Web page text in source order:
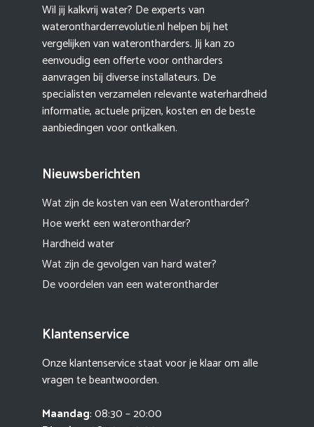
Wil jij kalkvrij water? De experts van
waterontharderrevolutie.nl helpen bij het
vergelijken van waterontharders. Jij kan zo
eenvoudig een offerte voor ontharders
aanvragen bij diverse installateurs. De
specialisten verzamelen relevante waterhardheid
informatie, actuele prijzen, kosten en de beste
aanbiedingen voor ontkalken.
Nieuwsberichten
Wat zijn de kosten van een Waterontharder?
Hoe werkt een waterontharder?
Hardheid water
Wat zijn de gevolgen van hard water?
De voordelen van een waterontharder
Klantenservice
Onze klantenservice staat voor je klaar om alle
vragen te beantwoorden.
Maandag: 08:30 – 20:00